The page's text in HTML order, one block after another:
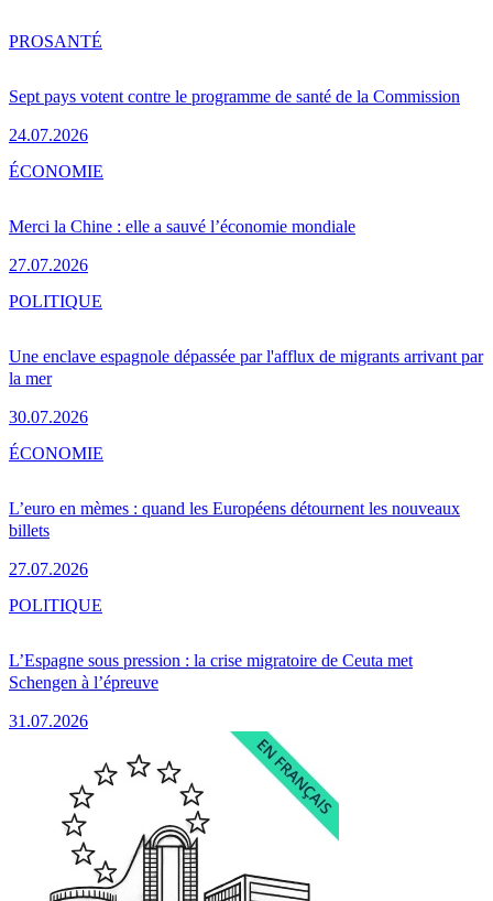
Sept pays votent contre le programme de santé de la Commission
24.07.2026
PROSANTÉ
Merci la Chine : elle a sauvé l’économie mondiale
27.07.2026
ÉCONOMIE
Une enclave espagnole dépassée par l'afflux de migrants arrivant par
la mer
30.07.2026
POLITIQUE
L’euro en mèmes : quand les Européens détournent les nouveaux
billets
27.07.2026
ÉCONOMIE
L’Espagne sous pression : la crise migratoire de Ceuta met
Schengen à l’épreuve
31.07.2026
POLITIQUE